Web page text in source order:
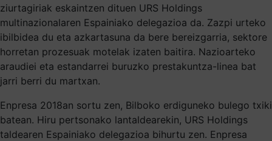
ziurtagiriak eskaintzen dituen URS Holdings
multinazionalaren Espainiako delegazioa da. Zazpi urteko
ibilbidea du eta azkartasuna da bere bereizgarria, sektore
horretan prozesuak motelak izaten baitira. Nazioarteko
araudiei eta estandarrei buruzko prestakuntza-linea bat
jarri berri du martxan.
Enpresa 2018an sortu zen, Bilboko erdiguneko bulego txiki
batean. Hiru pertsonako lantaldearekin, URS Holdings
taldearen Espainiako delegazioa bihurtu zen. Enpresa